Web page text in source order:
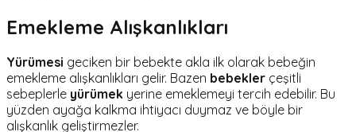
Emekleme Alışkanlıkları
Yürümesi geciken bir bebekte akla ilk olarak bebeğin
emekleme alışkanlıkları gelir. Bazen bebekler çeşitli
sebeplerle yürümek yerine emeklemeyi tercih edebilir. Bu
yüzden ayağa kalkma ihtiyacı duymaz ve böyle bir
alışkanlık geliştirmezler.